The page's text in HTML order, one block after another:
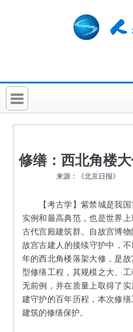
首 页
社科讲堂
科普活动
修缮：西北角楼
来源：《北京日报》
【考古学】紫禁城是我
实例和最高典范，也是世界
古代宫殿建筑群。自故宫博
故宫古建人的接续守护中，
年的西北角楼落架大修，是
型修缮工程，其规模之大、
无前例，并在质量上取得了
建守护的百年历程，本次修
建筑的修缮保护。